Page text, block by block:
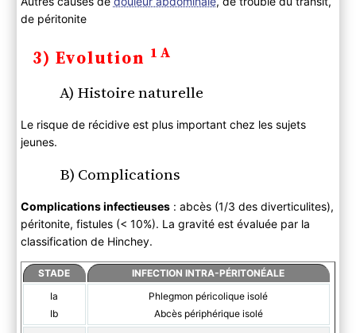
de péritonite
3) Evolution 1A
A) Histoire naturelle
Le risque de récidive est plus important chez les sujets
jeunes.
B) Complications
Complications infectieuses: abcès (1/3 des diverticulites),
péritonite, fistules (< 10%). La gravité est évaluée par la
classification de Hinchey.
STADE
INFECTION INTRA-PÉRITONÉALE
Ia
Ib
Phlegmon péricolique isolé
Abcès périphérique isolé